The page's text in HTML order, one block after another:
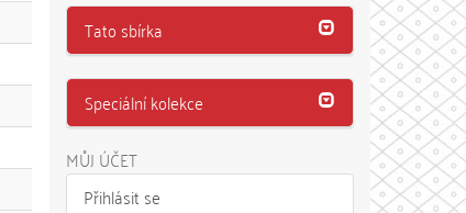
Tato sbírka
Speciální kolekce
MŮJ ÚČET
Přihlásit se